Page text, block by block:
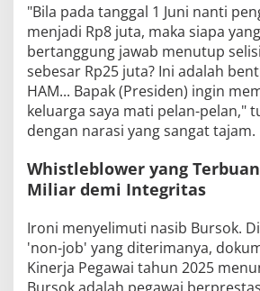
"Bila pada tanggal 1 Juni nanti
menjadi Rp8 juta, maka siapa
bertanggung jawab menutup
sebesar Rp25 juta? Ini adalah
HAM... Bapak (Presiden) ingin
keluarga saya mati pelan-pelan,"
dengan narasi yang sangat tajam.
Whistleblower yang
Miliar demi Integritas
Ironi menyelimuti nasib Bursok.
'non-job' yang diterimanya,
Kinerja Pegawai tahun 2025